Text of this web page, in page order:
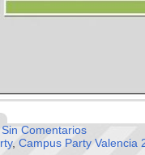
Sin Comentarios
, Campus Party Valencia